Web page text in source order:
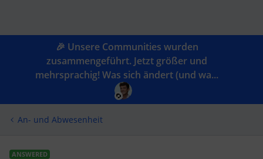
🎉 Unsere Communities wurden
zusammengeführt. Jetzt größer und
mehrsprachig! Was sich ändert (und wa...
An- und Abwesenheit
ANSWERED